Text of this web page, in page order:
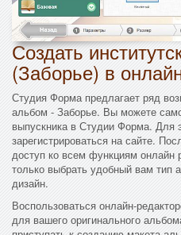
Создать
(Заборье) в
Студия Форма предлагает ряд
альбом - Заборье. Вы можете
выпускника в Студии Форма. Для
зарегистрироваться на сайте.
доступ ко всем функциям онлайн
только выбрать удобный вам тип
дизайн.
Воспользоваться онлайн-
для вашего оригинального